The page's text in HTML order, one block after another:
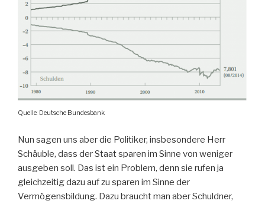
Quelle: Deutsche Bundesbank
Nun sagen uns aber die Politiker, insbesondere Herr
Schäuble, dass der Staat sparen im Sinne von weniger
ausgeben soll. Das ist ein Problem, denn sie rufen ja
gleichzeitig dazu auf zu sparen im Sinne der
Vermögensbildung. Dazu braucht man aber Schuldner,